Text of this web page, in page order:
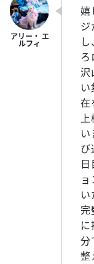
嬉
ジ
ろ
沢
在
上
び
完
分
整